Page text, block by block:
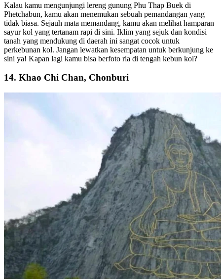
Kalau kamu mengunjungi lereng gunung Phu Thap Buek di
Phetchabun, kamu akan menemukan sebuah pemandangan yang
tidak biasa. Sejauh mata memandang, kamu akan melihat hamparan
sayur kol yang tertanam rapi di sini. Iklim yang sejuk dan kondisi
tanah yang mendukung di daerah ini sangat cocok untuk
perkebunan kol. Jangan lewatkan kesempatan untuk berkunjung ke
sini ya! Kapan lagi kamu bisa berfoto ria di tengah kebun kol?
14. Khao Chi Chan, Chonburi